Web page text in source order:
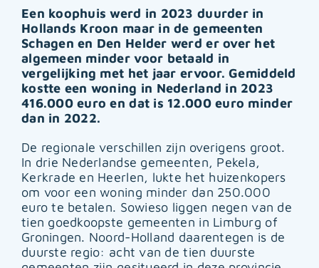
Een koophuis werd in 2023 duurder in
Hollands Kroon maar in de gemeenten
Schagen en Den Helder werd er over het
algemeen minder voor betaald in
vergelijking met het jaar ervoor. Gemiddeld
kostte een woning in Nederland in 2023
416.000 euro en dat is 12.000 euro minder
dan in 2022.
De regionale verschillen zijn overigens groot.
In drie Nederlandse gemeenten, Pekela,
Kerkrade en Heerlen, lukte het huizenkopers
om voor een woning minder dan 250.000
euro te betalen. Sowieso liggen negen van de
tien goedkoopste gemeenten in Limburg of
Groningen. Noord-Holland daarentegen is de
duurste regio: acht van de tien duurste